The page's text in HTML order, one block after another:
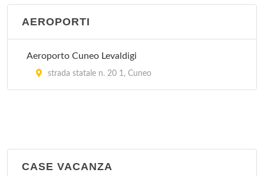
AEROPORTI
Aeroporto Cuneo Levaldigi
strada statale n. 20 1, Cuneo
CASE VACANZA